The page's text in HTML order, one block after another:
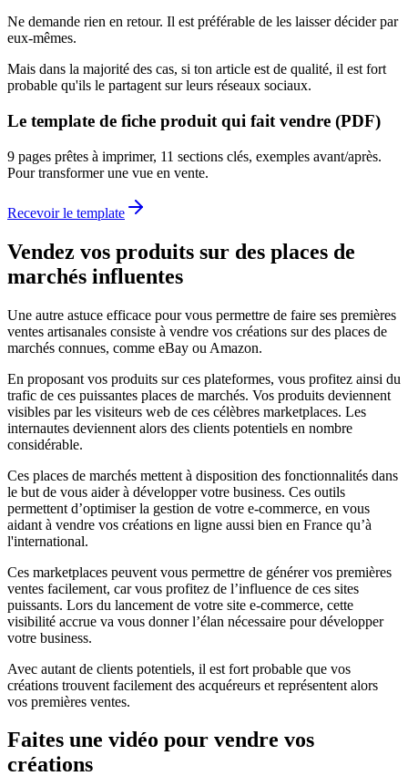
Ne demande rien en retour. Il est préférable de les laisser décider par
eux-mêmes.
Mais dans la majorité des cas, si ton article est de qualité, il est fort
probable qu'ils le partagent sur leurs réseaux sociaux.
Le template de fiche produit qui fait vendre (PDF)
9 pages prêtes à imprimer, 11 sections clés, exemples avant/après.
Pour transformer une vue en vente.
Recevoir le template
Vendez vos produits sur des places de
marchés influentes
Une autre astuce efficace pour vous permettre de faire ses premières
ventes artisanales consiste à vendre vos créations sur des places de
marchés connues, comme eBay ou Amazon.
En proposant vos produits sur ces plateformes, vous profitez ainsi du
trafic de ces puissantes places de marchés. Vos produits deviennent
visibles par les visiteurs web de ces célèbres marketplaces. Les
internautes deviennent alors des clients potentiels en nombre
considérable.
Ces places de marchés mettent à disposition des fonctionnalités dans
le but de vous aider à développer votre business. Ces outils
permettent d’optimiser la gestion de votre e-commerce, en vous
aidant à vendre vos créations en ligne aussi bien en France qu’à
l'international.
Ces marketplaces peuvent vous permettre de générer vos premières
ventes facilement, car vous profitez de l’influence de ces sites
puissants. Lors du lancement de votre site e-commerce, cette
visibilité accrue va vous donner l’élan nécessaire pour développer
votre business.
Avec autant de clients potentiels, il est fort probable que vos
créations trouvent facilement des acquéreurs et représentent alors
vos premières ventes.
Faites une vidéo pour vendre vos
créations